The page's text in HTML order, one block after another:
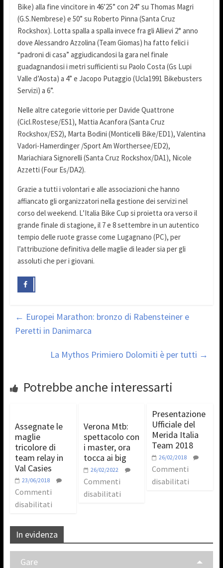
Bike) alla fine vincitore in 46’25” con 24” su Thomas Magri
(G.S.Nembrese) e 50” su Roberto Pinna (Santa Cruz
Rockshox). Lotta spalla a spalla invece fra gli Allievi 2° anno
dove Alessandro Azzolina (Team Giomas) ha fatto felici i
“padroni di casa” aggiudicandosi la gara nel finale
guadagnandosi i metri sufficienti su Paolo Costa (Gs Lupi
Valle d’Aosta) a 4” e Jacopo Putaggio (Ucla1991 Bikebusters
Servizi) a 6”.
Nelle altre categorie vittorie per Davide Quattrone
(Cicl.Rostese/ES1), Mattia Acanfora (Santa Cruz
Rockshox/ES2), Marta Bodini (Monticelli Bike/ED1), Valentina
Vadori-Hamerdinger /Sport Am Worthersee/ED2),
Mariachiara Signorelli (Santa Cruz Rockshox/DA1), Nicole
Azzetti (Four Es/DA2).
Grazie a tutti i volontari e alle associazioni che hanno
affiancato gli organizzatori nella gestione dei servizi nel
corso del weekend. L’Italia Bike Cup si proietta ora verso il
grande finale di stagione, il 7 e 8 settembre in un autentico
tempio delle ruote grasse come Lugagnano (PC), per
l’attribuzione definitiva delle maglie di leader sia per gli
assoluti che per i giovani.
← Europei Marathon: bronzo di Rabensteiner e
Peretti in Danimarca
La Mythos Primiero Dolomiti è per tutti →
Potrebbe anche interessarti
Assegnate le
maglie
tricolore di
team relay in
Val Casies
23/06/2018
Commenti
disabilitati
Verona Mtb:
spettacolo con
i master, ora
tocca ai big
26/02/2022
Commenti
disabilitati
Presentazione
Ufficiale del
Merida Italia
Team 2018
26/02/2018
Commenti
disabilitati
In evidenza
Gare